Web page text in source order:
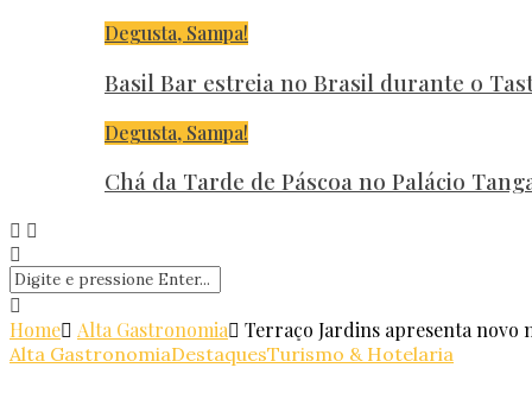
Degusta, Sampa!
Basil Bar estreia no Brasil durante o
Degusta, Sampa!
Chá da Tarde de Páscoa no Palácio
Home Alta Gastronomia Terraço Jardins apresenta novo
Alta GastronomiaDestaquesTurismo & Hotelaria